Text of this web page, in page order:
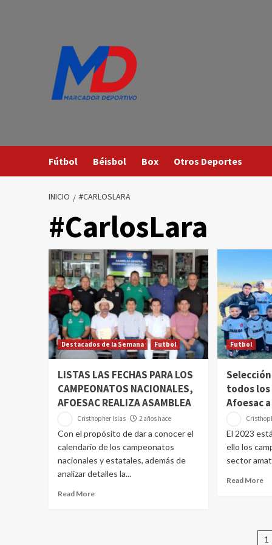
Fútbol Béisbol Box Otros Deportes
INICIO #CARLOSLARA
#CarlosLara
Destacados de la Semana Futbol
LISTAS LAS FECHAS PARA LOS
CAMPEONATOS NACIONALES,
AFOESAC REALIZA ASAMBLEA
Cristhopher Islas 2 años hace
Con el propósito de dar a conocer el
calendario de los campeonatos
nacionales y estatales, además de
analizar detalles la...
Read More
Futbol
todos
Afoesac
El 2023
ello los
sector
Read More
1